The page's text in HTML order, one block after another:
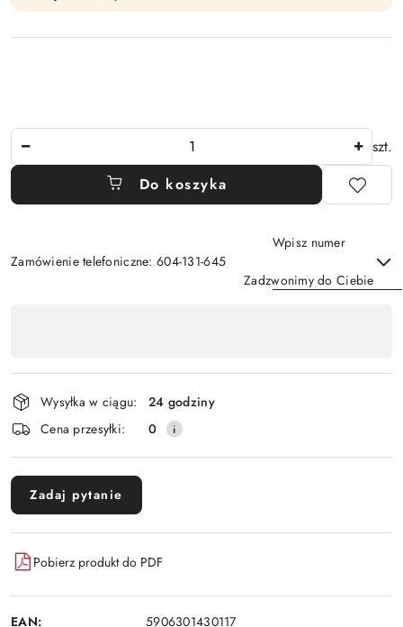
szt.
Do koszyka
Zamówienie telefoniczne: 604-131-645
Wpisz numer
Zadzwonimy do Ciebie
płatność
i
dostawa
Wysyłka w ciągu:
24 godziny
Cena przesyłki:
0
Zadaj pytanie
Pobierz produkt do PDF
EAN: 5906301430117